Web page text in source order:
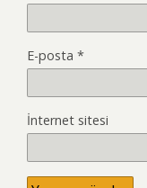
E-posta *
İnternet sitesi